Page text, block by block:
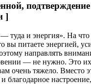
]
туда и энергия». На что
вы питаете энергией,
направлять
— не нужно. Это
очень тяжело. Вместо
благодарное